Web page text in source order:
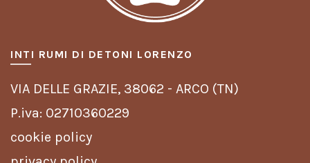
INTI RUMI DI DETONI LORENZO
VIA DELLE GRAZIE, 38062 - ARCO (TN)
P.iva: 02710360229
cookie policy